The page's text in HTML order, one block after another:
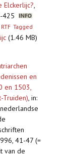
Elckerlijc?,
425
RTF Tagged
(1.46 MB)
en
en 1503,
Truiden), in:
41-47 (=
van de